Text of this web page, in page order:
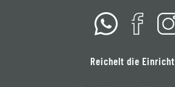
Reichelt die